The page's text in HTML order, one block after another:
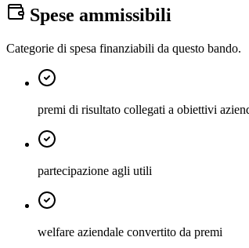
Spese ammissibili
Categorie di spesa finanziabili da questo bando.
premi di risultato collegati a obiettivi
partecipazione agli utili
welfare aziendale convertito da premi